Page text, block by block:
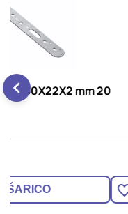
Na zalogi
VEZNIK ZN
V